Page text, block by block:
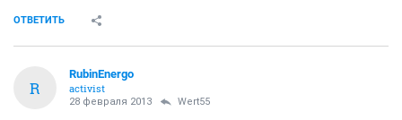
ОТВЕТИТЬ
R
RubinEnergo
activist
28 февраля 2013 Wert55